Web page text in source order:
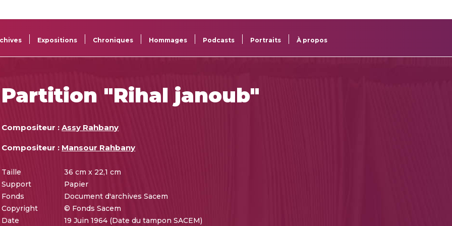
Sacem
projets
Sacem
des œuvres
Expositions Chroniques Hommages Podcasts Portraits À propos
Partition "Rihal janoub"
Compositeur : Assy Rahbany
Compositeur : Mansour Rahbany
Taille
36 cm x 22,1 cm
Support
Papier
Fonds
Document d'archives Sacem
Copyright
© Fonds Sacem
Date
19 Juin 1964 (Date du tampon SACEM)